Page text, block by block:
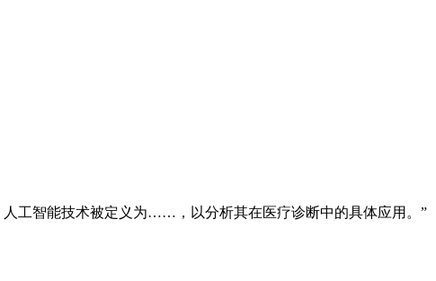
人工智能技术被定义为……，以分析其在医疗诊断中的具体应用。”